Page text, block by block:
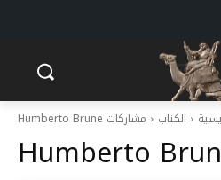
الكتاب مشاركات Humberto Brune
Humberto